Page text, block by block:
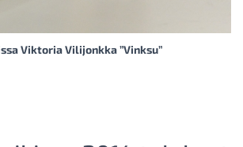
Viktoria Vilijonkka ”Vinksu”